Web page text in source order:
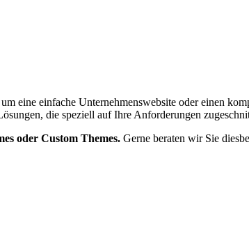
eine einfache Unternehmenswebsite oder einen
die speziell auf Ihre Anforderungen
oder Custom Themes. Gerne beraten wir Sie